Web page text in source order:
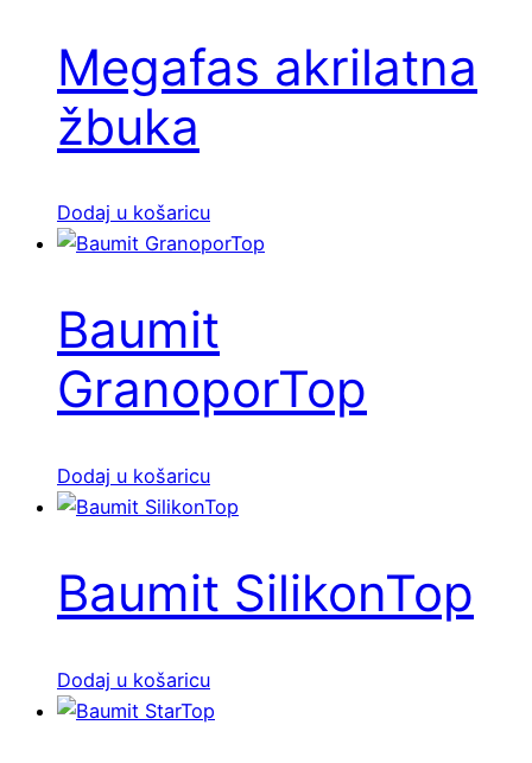
Megafas akrilatna
žbuka
Dodaj u košaricu
Baumit
GranoporTop
Dodaj u košaricu
Baumit SilikonTop
Dodaj u košaricu